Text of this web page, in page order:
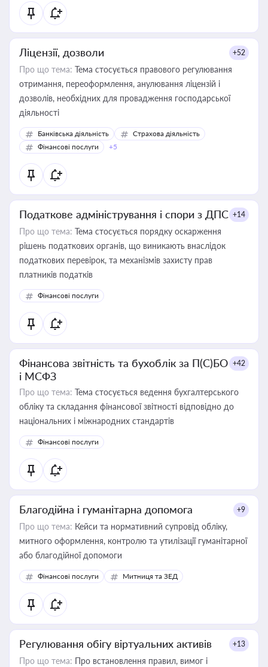
Ліцензії, дозволи +52
Про що тема: Тема стосується правового регулювання
отримання, переоформлення, анулювання ліцензій і
дозволів, необхідних для провадження господарської
діяльності
Банківська діяльність
Страхова діяльність
Фінансові послуги
+5
Податкове адміністрування і спори з ДПС +14
Про що тема: Тема стосується порядку оскарження
рішень податкових органів, що виникають внаслідок
податкових перевірок, та механізмів захисту прав
платників податків
Фінансові послуги
Фінансова звітність та бухоблік за П(С)БО
і МСФЗ
+42
Про що тема: Тема стосується ведення бухгалтерського
обліку та складання фінансової звітності відповідно до
національних і міжнародних стандартів
Фінансові послуги
Благодійна і гуманітарна допомога +9
Про що тема: Кейси та нормативний супровід обліку,
митного оформлення, контролю та утилізації гуманітарної
або благодійної допомоги
Фінансові послуги Митниця та ЗЕД
Регулювання обігу віртуальних активів +13
Про що тема: Про встановлення правил, вимог і